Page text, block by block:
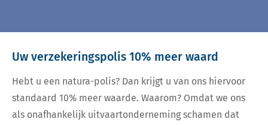
Uw verzekeringspolis 10% meer waard
Hebt u een natura-polis? Dan krijgt u van ons hiervoor
standaard 10% meer waarde. Waarom? Omdat we ons
als onafhankelijk uitvaartonderneming schamen dat